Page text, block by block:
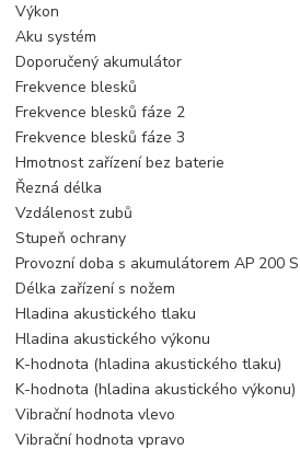
Výkon
Aku systém
Doporučený akumulátor
Frekvence blesků
Frekvence blesků fáze 2
Frekvence blesků fáze 3
Hmotnost zařízení bez baterie
Řezná délka
Vzdálenost zubů
Stupeň ochrany
Provozní doba s akumulátorem AP 200 S
Délka zařízení s nožem
Hladina akustického tlaku
Hladina akustického výkonu
K-hodnota (hladina akustického tlaku)
K-hodnota (hladina akustického výkonu)
Vibrační hodnota vlevo
Vibrační hodnota vpravo